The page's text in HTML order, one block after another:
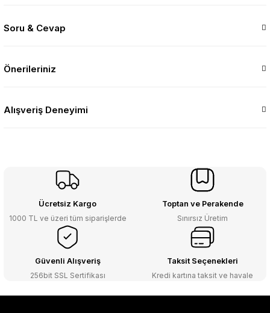
Soru & Cevap
Önerileriniz
Alışveriş Deneyimi
Ücretsiz Kargo
1000 TL ve üzeri tüm siparişlerde
Toptan ve Perakende
Sınırsız Üretim
Güvenli Alışveriş
256bit SSL Sertifikası
Taksit Seçenekleri
Kredi kartına taksit ve havale